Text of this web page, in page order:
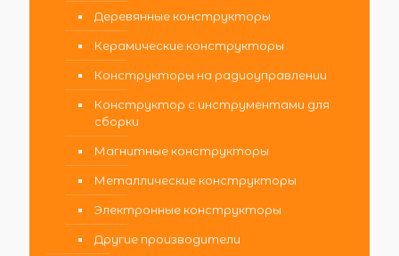
Деревянные конструкторы
Керамические конструкторы
Конструкторы на радиоуправлении
Конструктор с инструментами для
сборки
Магнитные конструкторы
Металлические конструкторы
Электронные конструкторы
Другие производители